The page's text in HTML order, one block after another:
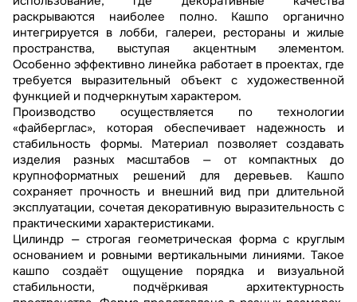
раскрываются наиболее полно. Кашпо органично
интегрируется в лобби, галереи, рестораны и жилые
пространства, выступая акцентным элементом.
Особенно эффективно линейка работает в проектах, где
требуется выразительный объект с художественной
функцией и подчеркнутым характером.
Производство осуществляется по технологии
«файберглас», которая обеспечивает надежность и
стабильность формы. Материал позволяет создавать
изделия разных масштабов — от компактных до
крупноформатных решений для деревьев. Кашпо
сохраняет прочность и внешний вид при длительной
эксплуатации, сочетая декоративную выразительность с
практическими характеристиками.
Цилиндр — строгая геометрическая форма с круглым
основанием и ровными вертикальными линиями. Такое
кашпо создаёт ощущение порядка и визуальной
стабильности, подчёркивая архитектурность